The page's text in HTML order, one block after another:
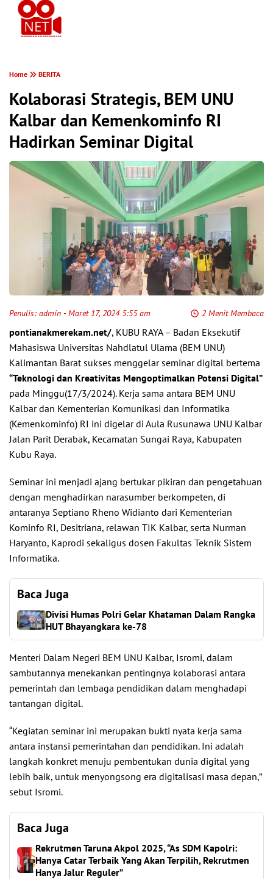
Home BERITA
Kolaborasi Strategis, BEM UNU
Kalbar dan Kemenkominfo RI
Hadirkan Seminar Digital
Penulis: admin - Maret 17, 2024 5:55 am 2 Menit Membaca
pontianakmerekam.net/, KUBU RAYA – Badan Eksekutif
Mahasiswa Universitas Nahdlatul Ulama (BEM UNU)
Kalimantan Barat sukses menggelar seminar digital bertema
“Teknologi dan Kreativitas Mengoptimalkan Potensi Digital”
pada Minggu(17/3/2024). Kerja sama antara BEM UNU
Kalbar dan Kementerian Komunikasi dan Informatika
(Kemenkominfo) RI ini digelar di Aula Rusunawa UNU Kalbar
Jalan Parit Derabak, Kecamatan Sungai Raya, Kabupaten
Kubu Raya.
Seminar ini menjadi ajang bertukar pikiran dan pengetahuan
dengan menghadirkan narasumber berkompeten, di
antaranya Septiano Rheno Widianto dari Kementerian
Kominfo RI, Desitriana, relawan TIK Kalbar, serta Nurman
Haryanto, Kaprodi sekaligus dosen Fakultas Teknik Sistem
Informatika.
Baca Juga
Divisi Humas Polri Gelar Khataman Dalam Rangka
HUT Bhayangkara ke-78
Menteri Dalam Negeri BEM UNU Kalbar, Isromi, dalam
sambutannya menekankan pentingnya kolaborasi antara
pemerintah dan lembaga pendidikan dalam menghadapi
tantangan digital.
“Kegiatan seminar ini merupakan bukti nyata kerja sama
antara instansi pemerintahan dan pendidikan. Ini adalah
langkah konkret menuju pembentukan dunia digital yang
lebih baik, untuk menyongsong era digitalisasi masa depan,”
sebut Isromi.
Baca Juga
Rekrutmen Taruna Akpol 2025, “As SDM Kapolri:
Hanya Catar Terbaik Yang Akan Terpilih, Rekrutmen
Hanya Jalur Reguler”